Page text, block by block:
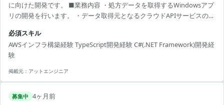
に向けた開発です。 ■業務内容 ・処方データを取得するWindowsアプ
リの開発を行います。 ・データ取得元となるクラウドAPIサービスの開
ます。 ■開発環境 AWS, TypeScript, C#, .NET Framework
必須スキル
AWSインフラ構築経験 TypeScript開発経験 C#(.NET Framework)開発経
験
掲載元： アットエンジニア
募集中 4ヶ月前